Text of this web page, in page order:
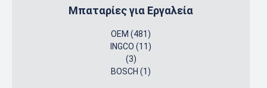
Μπαταρίες για Εργαλεία
OEM (481)
INGCO (11)
(3)
BOSCH (1)